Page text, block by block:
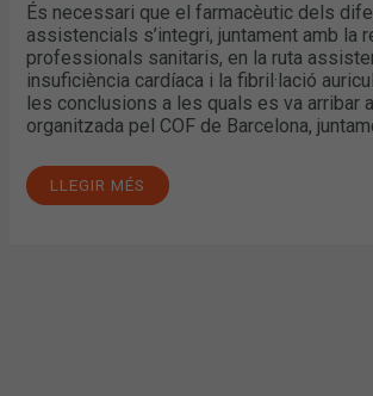
És necessari que el farmacèutic dels
assistencials s’integri, juntament amb la
professionals sanitaris, en la ruta
insuficiència cardíaca i la fibril·lació
les conclusions a les quals es va arribar
organitzada pel COF de Barcelona,
LLEGIR MÉS